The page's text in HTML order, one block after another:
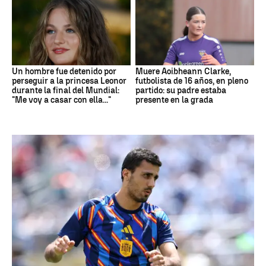
Un hombre fue detenido por
perseguir a la princesa Leonor
durante la final del Mundial:
"Me voy a casar con ella..."
Muere Aoibheann Clarke,
futbolista de 16 años, en pleno
partido: su padre estaba
presente en la grada
Fútbol